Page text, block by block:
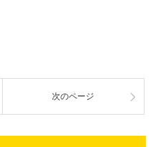
次のページ